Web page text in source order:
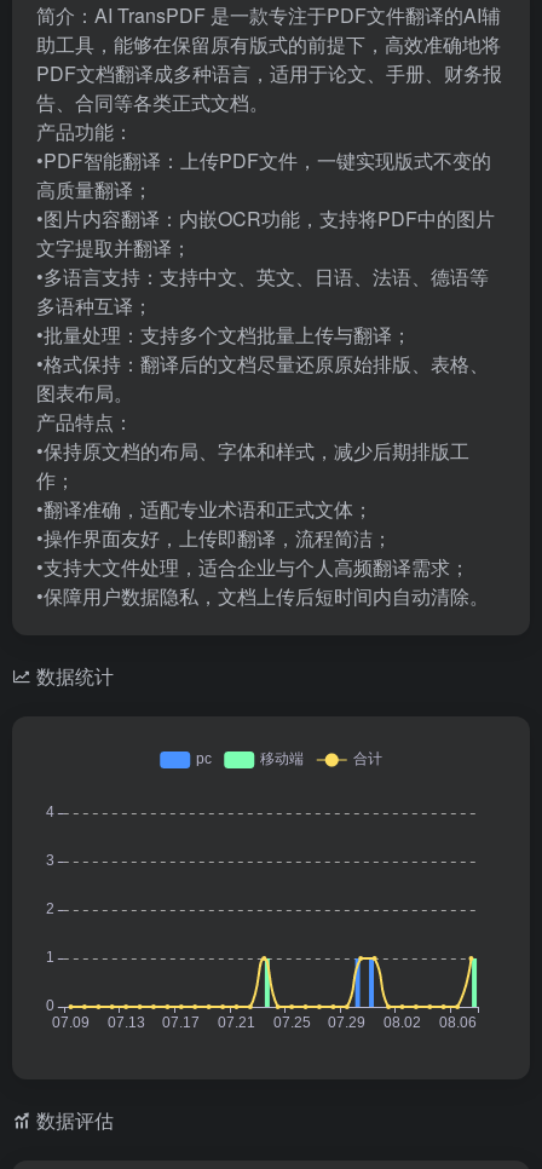
简介：AI TransPDF 是一款专注于PDF文件翻译的AI辅
助工具，能够在保留原有版式的前提下，高效准确地将
PDF文档翻译成多种语言，适用于论文、手册、财务报
告、合同等各类正式文档。
产品功能：
•PDF智能翻译：上传PDF文件，一键实现版式不变的
高质量翻译；
•图片内容翻译：内嵌OCR功能，支持将PDF中的图片
文字提取并翻译；
•多语言支持：支持中文、英文、日语、法语、德语等
多语种互译；
•批量处理：支持多个文档批量上传与翻译；
•格式保持：翻译后的文档尽量还原原始排版、表格、
图表布局。
产品特点：
•保持原文档的布局、字体和样式，减少后期排版工
作；
•翻译准确，适配专业术语和正式文体；
•操作界面友好，上传即翻译，流程简洁；
•支持大文件处理，适合企业与个人高频翻译需求；
•保障用户数据隐私，文档上传后短时间内自动清除。
数据统计
数据评估